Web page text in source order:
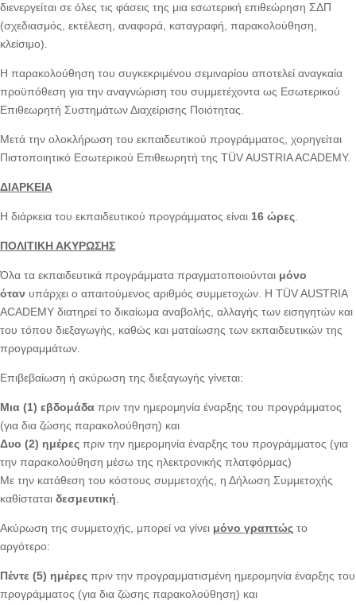
διενεργείται σε όλες τις φάσεις της μια εσωτερική επιθεώρηση ΣΔΠ
(σχεδιασμός, εκτέλεση, αναφορά, καταγραφή, παρακολούθηση,
κλείσιμο).
Η παρακολούθηση του συγκεκριμένου σεμιναρίου αποτελεί αναγκαία
προϋπόθεση για την αναγνώριση του συμμετέχοντα ως Εσωτερικού
Επιθεωρητή Συστημάτων Διαχείρισης Ποιότητας.
Μετά την ολοκλήρωση του εκπαιδευτικού προγράμματος, χορηγείται
Πιστοποιητικό Εσωτερικού Επιθεωρητή της TÜV AUSTRIA ACADEMY.
ΔΙΑΡΚΕΙΑ
Η διάρκεια του εκπαιδευτικού προγράμματος είναι 16 ώρες
ΠΟΛΙΤΙΚΗ ΑΚΥΡΩΣΗΣ
Όλα τα εκπαιδευτικά προγράμματα πραγματοποιούνται μόνο
όταν υπάρχει ο απαιτούμενος αριθμός συμμετοχών. Η TÜV AUSTRIA
ACADEMY διατηρεί το δικαίωμα αναβολής, αλλαγής των εισηγητών και
του τόπου διεξαγωγής, καθώς και ματαίωσης των εκπαιδευτικών της
προγραμμάτων.
Επιβεβαίωση ή ακύρωση της διεξαγωγής γίνεται:
Μια (1) εβδομάδα πριν την ημερομηνία έναρξης του προγράμματος
(για δια ζώσης παρακολούθηση) και
Δυο (2) ημέρες πριν την ημερομηνία έναρξης του προγράμματος (για
την παρακολούθηση μέσω της ηλεκτρονικής πλατφόρμας)
Με την κατάθεση του κόστους συμμετοχής, η Δήλωση Συμμετοχής
καθίσταται δεσμευτική
Ακύρωση της συμμετοχής, μπορεί να γίνει μόνο γραπτώς το
αργότερο:
Πέντε (5) ημέρες πριν την προγραμματισμένη ημερομηνία έναρξης του
προγράμματος (για δια ζώσης παρακολούθηση) και